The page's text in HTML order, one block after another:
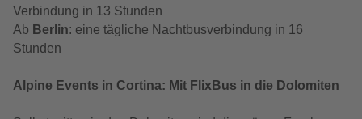
Verbindung in 13 Stunden
Ab Berlin: eine tägliche Nachtbusverbindung in 16
Stunden
Alpine Events in Cortina: Mit FlixBus in die Dolomiten